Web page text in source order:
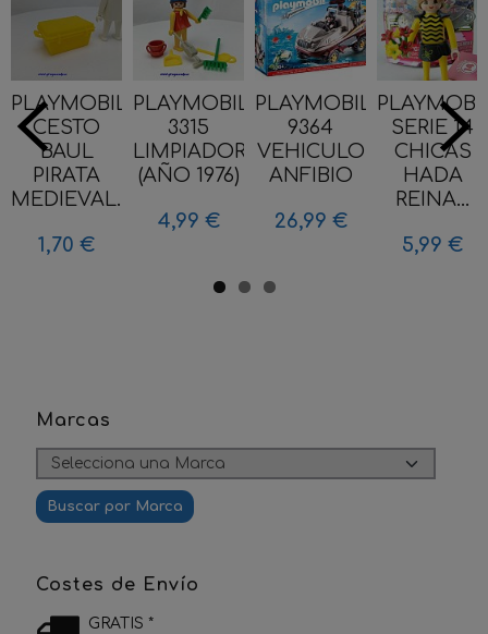
Marcas
Costes de Envío
GRATIS *
PLAYMOBIL
CESTO
BAUL
PIRATA
MEDIEVAL...
1,70 €
PLAYMOBIL
3315
LIMPIADORA
(AÑO 1976)
4,99 €
PLAYMOBIL
9364
VEHICULO
ANFIBIO
26,99 €
SERIE 14
CHICAS
HADA
REINA...
5,99 €